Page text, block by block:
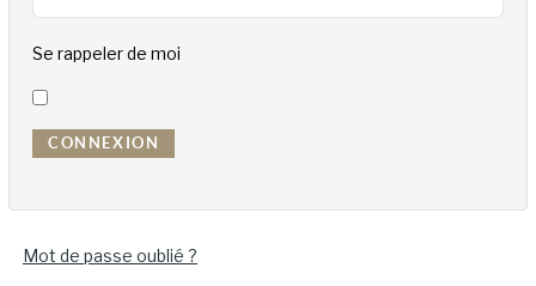
Se rappeler de moi
CONNEXION
Mot de passe oublié ?